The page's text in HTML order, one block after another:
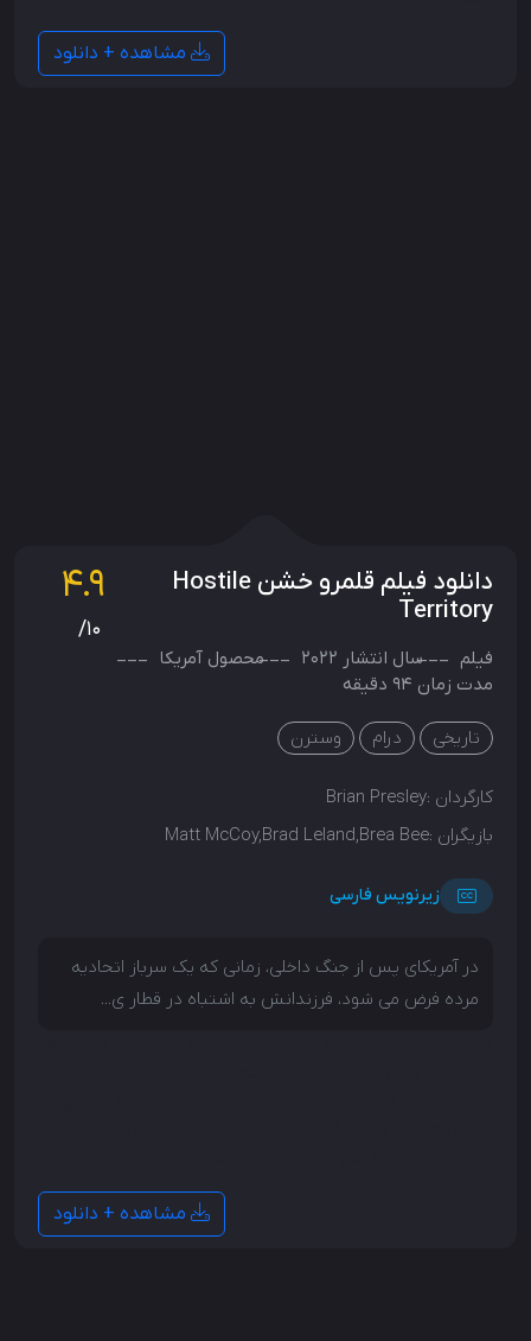
مشاهده + دانلود
دانلود فیلم قلمرو خشن Hostile
Territory
4.9
/10
فیلم سال انتشار 2022 محصول آمریکا
مدت زمان 94 دقیقه
تاریخی درام وسترن
کارگردان :Brian Presley
بازیگران :Matt McCoy,Brad Leland,Brea Bee
زیرنویس فارسی
در آمریکای پس از جنگ داخلی، زمانی که یک سرباز اتحادیه
مرده فرض می شود، فرزندانش به اشتباه در قطار ی...
مشاهده + دانلود